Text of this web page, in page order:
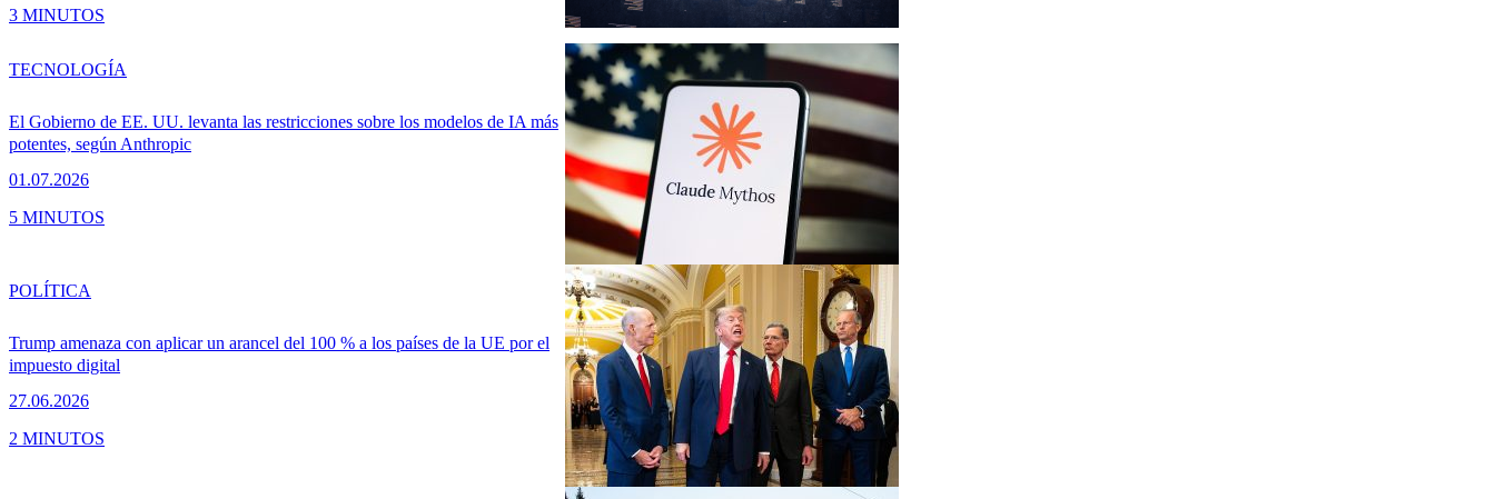
3 MINUTOS
El Gobierno de EE. UU. levanta las restricciones sobre los modelos de IA más
potentes, según Anthropic
01.07.2026
TECNOLOGÍA
5 MINUTOS
Trump amenaza con aplicar un arancel del 100 % a los países de la UE por el
impuesto digital
27.06.2026
POLÍTICA
2 MINUTOS